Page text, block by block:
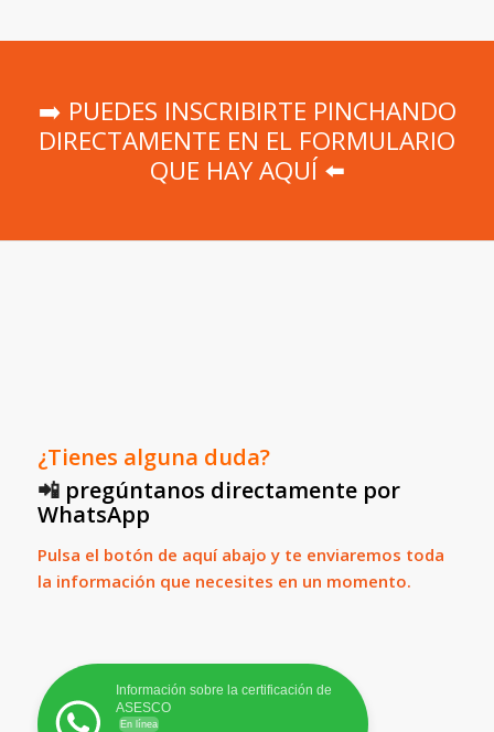
➡️ PUEDES INSCRIBIRTE PINCHANDO
DIRECTAMENTE EN EL FORMULARIO
QUE HAY AQUÍ ⬅️
¿Tienes alguna duda?
📲pregúntanos directamente por
WhatsApp
Pulsa el botón de aquí abajo y te enviaremos toda
la información que necesites en un momento.
Información sobre la certificación de
ASESCO
En línea